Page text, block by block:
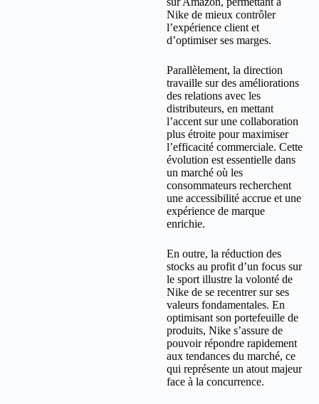
Nike de mieux contrôler
l’expérience client et
d’optimiser ses marges.
Parallèlement, la direction
travaille sur des améliorations
des relations avec les
distributeurs, en mettant
l’accent sur une collaboration
plus étroite pour maximiser
l’efficacité commerciale. Cette
évolution est essentielle dans
un marché où les
consommateurs recherchent
une accessibilité accrue et une
expérience de marque
enrichie.
En outre, la réduction des
stocks au profit d’un focus sur
le sport illustre la volonté de
Nike de se recentrer sur ses
valeurs fondamentales. En
optimisant son portefeuille de
produits, Nike s’assure de
pouvoir répondre rapidement
aux tendances du marché, ce
qui représente un atout majeur
face à la concurrence.